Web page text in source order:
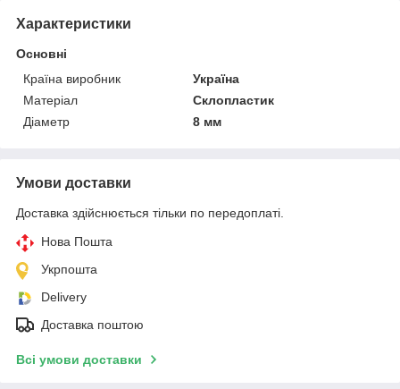
Характеристики
Основні
Країна виробник
Україна
Матеріал
Склопластик
Діаметр
8 мм
Умови доставки
Доставка здійснюється тільки по передоплаті.
Нова Пошта
Укрпошта
Delivery
Доставка поштою
Всі умови доставки